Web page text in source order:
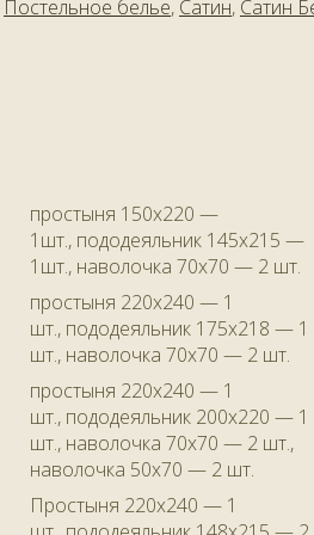
Постельное белье, Сатин, Сатин
простыня 150х220 —
1шт., пододеяльник 145х215 —
1шт., наволочка 70х70 — 2 шт.
простыня 220х240 — 1
шт., пододеяльник 175х218 — 1
шт., наволочка 70х70 — 2 шт.
простыня 220х240 — 1
шт., пододеяльник 200х220 — 1
шт., наволочка 70х70 — 2 шт.,
наволочка 50х70 — 2 шт.
Простыня 220х240 — 1